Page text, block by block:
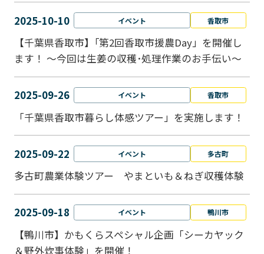
2025-10-10 イベント 香取市
【千葉県香取市】｢第2回香取市援農Day」を開催し
ます！ ～今回は生姜の収穫･処理作業のお手伝い～
2025-09-26 イベント 香取市
「千葉県香取市暮らし体感ツアー」を実施します！
2025-09-22 イベント 多古町
多古町農業体験ツアー やまといも＆ねぎ収穫体験
2025-09-18 イベント 鴨川市
【鴨川市】かもくらスペシャル企画「シーカヤック
＆野外炊事体験」を開催！